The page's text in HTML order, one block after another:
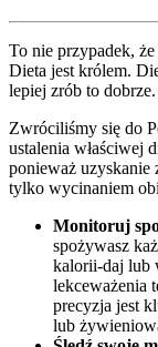
To nie przypadek,
Dieta jest królem.
lepiej zrób to dobrze.
Zwróciliśmy się do
ustalenia właściwej
ponieważ uzyskanie
tylko wycinaniem
Monitoruj
spożywasz
kalorii-daj lub
lekceważenia
precyzja jest
lub